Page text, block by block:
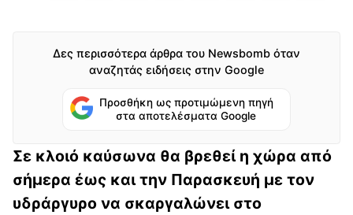
Δες περισσότερα άρθρα του Newsbomb όταν
αναζητάς ειδήσεις στην Google
Προσθήκη ως προτιμώμενη πηγή
στα αποτελέσματα Google
Σε κλοιό καύσωνα θα βρεθεί η χώρα από
σήμερα έως και την Παρασκευή με τον
υδράργυρο να σκαργαλώνει στο